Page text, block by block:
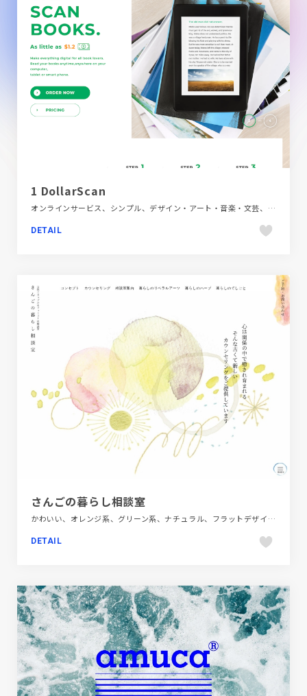
1 DollarScan
オンラインサービス、シンプル、デザイン・アート・音楽・文芸、ブランド・サービスサイト、ホワイト系
DETAIL
さんごの暮らし相談室
かわいい、オレンジ系、グリーン系、ナチュラル、フラットデザイン、ホワイト系、医療・ヘルスケア、大きめ写真、手書き・ハンドメイド、施設・店舗サイト
DETAIL